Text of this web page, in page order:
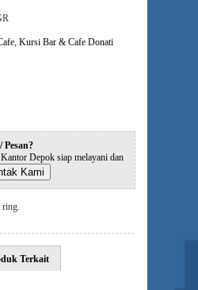
, Kursi Bar & Cafe Donati
Pesan?
Depok siap melayani dan
Kami
ring.
Terkait